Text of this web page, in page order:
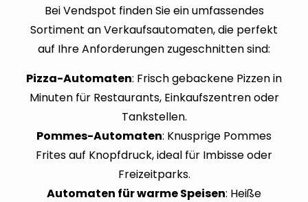
Bei Vendspot finden Sie ein umfassendes
Sortiment an Verkaufsautomaten, die perfekt
auf Ihre Anforderungen zugeschnitten sind:
Pizza-Automaten: Frisch gebackene Pizzen in
Minuten für Restaurants, Einkaufszentren oder
Tankstellen.
Pommes-Automaten: Knusprige Pommes
Frites auf Knopfdruck, ideal für Imbisse oder
Freizeitparks.
Automaten für warme Speisen: Heiße